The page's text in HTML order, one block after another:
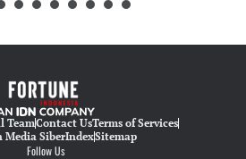
TeamContact UsTerms of Services
Media SiberIndexSitemap
Follow Us